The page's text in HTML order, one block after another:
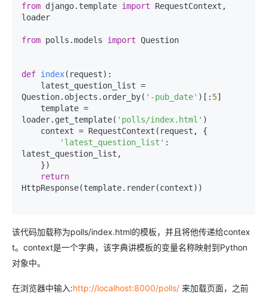
from django.template import RequestContext,
loader
from polls.models import Question
def index( request):
Question.objects.order_by( '-pub_date' )[: 5]
loader.get_template( 'polls/index.html' )
'latest_question_list' :
latest_question_list,
return
HttpResponse(template.render(context))
该代码加载称为polls/index.html的模板，并且将他传递给contex
t。context是一个字典，该字典讲模板的变量名称映射到Python
对象中。
在浏览器中输入:http://localhost:8000/polls/ 来加载页面，之前